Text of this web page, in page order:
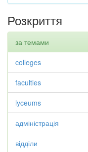
Розкриття
за темами
colleges
faculties
lyceums
адміністрація
відділи